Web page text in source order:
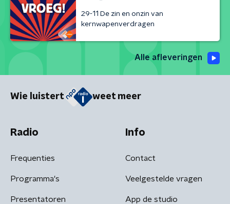
29-11 De zin en onzin van
kernwapenverdragen
Alle afleveringen
Wie luistert weet meer
Radio
Frequenties
Programma's
Presentatoren
Info
Contact
Veelgestelde vragen
App de studio